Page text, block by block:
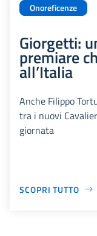
Onoreficenze
Giorgetti:
premiare
all’Italia
Anche Filippo
tra i nuovi
giornata
SCOPRI TUTTO